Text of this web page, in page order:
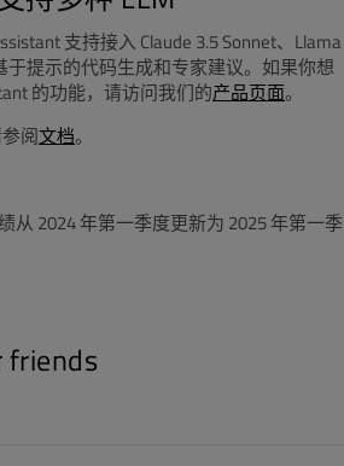
支持接入 Claude 3.5 Sonnet、Llama
于提示的代码生成和专家建议。如果你想
的功能，请访问我们的产品页面。
阅文档。
从 2024 年第一季度更新为 2025 年第一季
friends